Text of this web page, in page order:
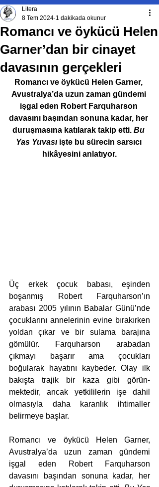
Romancı ve öykücü Helen
Garner’dan bir cinayet
davasının gerçekleri
Litera
8 Tem 2024 1 dakikada okunur
Romancı ve öykücü Helen Garner,
Avustralya’da uzun zaman gündemi
işgal eden Robert Farquharson
davasını başından sonuna kadar, her
duruşmasına katılarak takip etti. Bu
Yas Yuvası işte bu sürecin sarsıcı
hikâyesini anlatıyor.
Üç erkek çocuk babası, eşinden
boşanmış Robert Farquharson’ın
arabası 2005 yılının Babalar Günü’nde
çocuklarını annelerinin evine bırakırken
yoldan çıkar ve bir sulama barajına
gömülür. Farquharson araba­dan
çıkmayı başarır ama çocukları
boğularak hayatını kaybeder. Olay ilk
bakışta trajik bir kaza gibi görün­
mektedir, ancak yetkililerin işe dahil
olmasıyla daha karanlık ihtimaller
belirmeye başlar.
Romancı ve öykücü Helen Garner,
Avustralya’da uzun zaman gündemi
işgal eden Robert Farquharson
davasını başından sonuna kadar, her